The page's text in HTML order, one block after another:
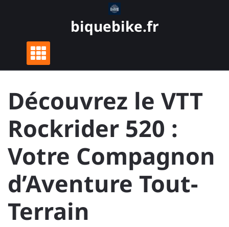
biquebike.fr
Découvrez le VTT
Rockrider 520 :
Votre Compagnon
d’Aventure Tout-
Terrain